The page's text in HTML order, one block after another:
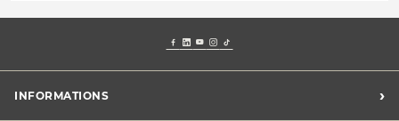
INFORMATIONS ›